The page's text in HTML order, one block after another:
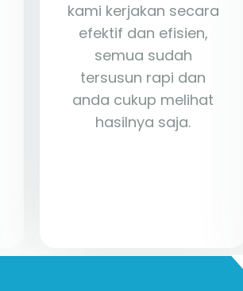
kami kerjakan secara
efektif dan efisien,
semua sudah
tersusun rapi dan
anda cukup melihat
hasilnya saja.